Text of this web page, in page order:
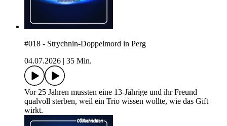
#018 - Strychnin-Doppelmord in Perg
04.07.2026
35 Min.
Vor 25 Jahren mussten eine 13-Jährige und ihr Freund
qualvoll sterben, weil ein Trio wissen wollte, wie das Gift
wirkt.